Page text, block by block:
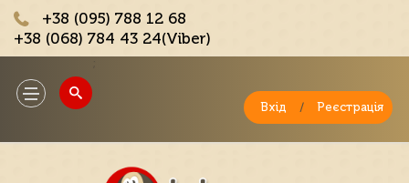
+38 (095) 788 12 68
+38 (068) 784 43 24(Viber)
Toggle
navigation
Вхід / Реєстрація